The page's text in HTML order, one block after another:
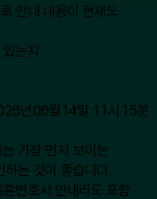
안내 내용이 현재도
는지
년06월14일 11시15분
가장 먼저 보이는
하는 것이 좋습니다.
변호사 안내라도 포함